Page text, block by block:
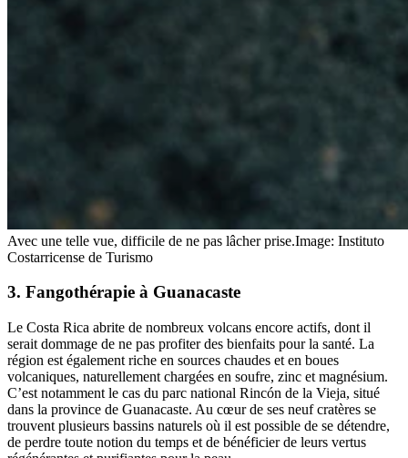
Avec une telle vue, difficile de ne pas lâcher prise.Image: Instituto
Costarricense de Turismo
3. Fangothérapie à Guanacaste
Le Costa Rica abrite de nombreux volcans encore actifs, dont il
serait dommage de ne pas profiter des bienfaits pour la santé. La
région est également riche en sources chaudes et en boues
volcaniques, naturellement chargées en soufre, zinc et magnésium.
C’est notamment le cas du parc national Rincón de la Vieja, situé
dans la province de Guanacaste. Au cœur de ses neuf cratères se
trouvent plusieurs bassins naturels où il est possible de se détendre,
de perdre toute notion du temps et de bénéficier de leurs vertus